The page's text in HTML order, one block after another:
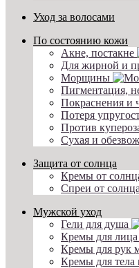
Уход за волосами
По состоянию кожи
Акне, постакне
Для жирной и
Морщины
Пигментация,
Покраснения и
Потеря
Против
Сухая и
Защита от солнца
Кремы от
Спреи от солнца
Мужской уход
Гели для душа
Кремы для
Кремы для рук
Кремы для тела